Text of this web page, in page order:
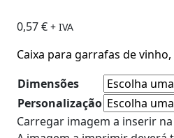
0,57€ + IVA
Caixa para garrafas de
Dimensões
Personalização
Carregar imagem a inserir